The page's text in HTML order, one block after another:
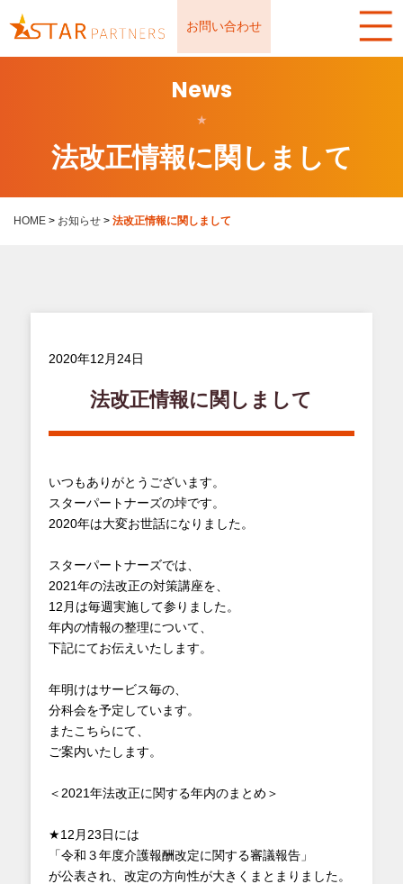
お問い合わせ
News
★
法改正情報に関しまして
HOME > お知らせ > 法改正情報に関しまして
2020年12月24日
法改正情報に関しまして
いつもありがとうございます。
スターパートナーズの垰です。
2020年は大変お世話になりました。
スターパートナーズでは、
2021年の法改正の対策講座を、
12月は毎週実施して参りました。
年内の情報の整理について、
下記にてお伝えいたします。
年明けはサービス毎の、
分科会を予定しています。
またこちらにて、
ご案内いたします。
＜2021年法改正に関する年内のまとめ＞
★12月23日には
「令和３年度介護報酬改定に関する審議報告」
が公表され、改定の方向性が大きくまとまりました。